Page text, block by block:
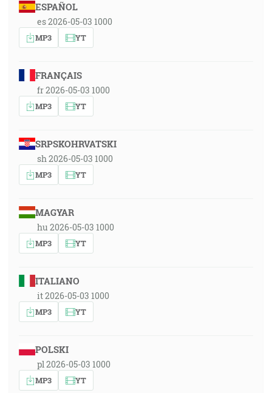
ESPAÑOL
es 2026-05-03 1000
MP3 YT
FRANÇAIS
fr 2026-05-03 1000
MP3 YT
SRPSKOHRVATSKI
sh 2026-05-03 1000
MP3 YT
MAGYAR
hu 2026-05-03 1000
MP3 YT
ITALIANO
it 2026-05-03 1000
MP3 YT
POLSKI
pl 2026-05-03 1000
MP3 YT